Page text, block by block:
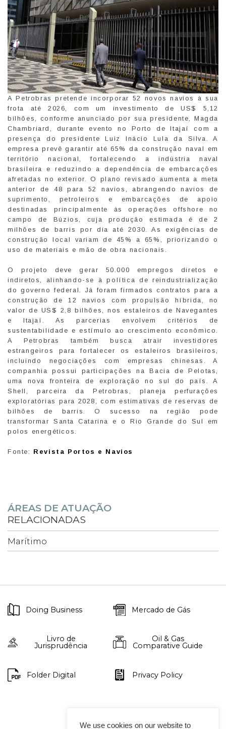
A Petrobras pretende incorporar 52 novos navios à sua
frota até 2026, com um investimento de US$ 5,12
bilhões, conforme anunciado por sua presidente, Magda
Chambriard, durante evento no Porto de Itajaí com a
presença do presidente Luiz Inácio Lula da Silva. A
empresa prevê garantir até 65% da construção naval em
território nacional, fortalecendo a indústria naval
brasileira e reduzindo a dependência de embarcações
afretadas no exterior. O plano revisado aumenta a meta
anterior de 48 para 52 navios, abrangendo navios de
suprimento, petroleiros e embarcações de apoio
destinadas principalmente às operações offshore no
campo de Búzios, cuja produção estimada é de 2
milhões de barris por dia até 2030. As exigências de
construção local variam de 45% a 65%, priorizando o
uso de materiais e mão de obra nacionais.
O projeto deve gerar 50.000 empregos diretos e
indiretos, alinhando-se à política de reindustrialização
do governo federal. Já foram firmados contratos para a
construção de 12 navios com propulsão híbrida, no
valor de US$ 2,8 bilhões, nos estaleiros de Navegantes
e Itajaí. As parcerias envolvem critérios de
sustentabilidade e estímulo ao crescimento econômico.
A Petrobras também busca atrair investidores
estrangeiros para fortalecer os estaleiros brasileiros,
incluindo negociações com empresas chinesas. A
companhia possui participações na Bacia de Pelotas,
uma nova fronteira de exploração no sul do país. A
Shell, parceira da Petrobras, planeja perfurações
exploratórias para 2028, com estimativas de reservas de
bilhões de barris. O sucesso na região pode
transformar Santa Catarina e o Rio Grande do Sul em
polos energéticos.
Fonte: Revista Portos e Navios
ÁREAS DE ATUAÇÃO
RELACIONADAS
Marítimo
Doing Business Mercado de Gás
Livro de
Jurisprudência
Oil & Gas
Comparative Guide
Folder Digital Privacy Policy
We use cookies on our website to